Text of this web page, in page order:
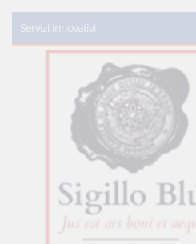
Servizi innovativi